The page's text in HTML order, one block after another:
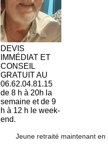
DEVIS
IMMÉDIAT ET
CONSEIL
GRATUIT AU
06.62.04.81.15
de 8 h à 20h la
semaine et de 9
h à 12 h le week-
end.
Jeune retraité maintenant en